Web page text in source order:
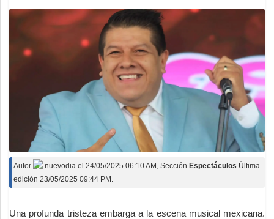
Autor nuevodia el 24/05/2025 06:10 AM , Sección Espectáculos Última
edición 23/05/2025 09:44 PM.
Una profunda tristeza embarga a la escena musical mexicana.